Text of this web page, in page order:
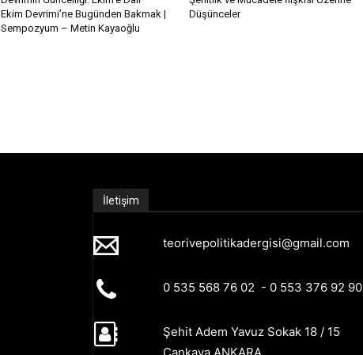
Ekim Devrimi’ne Bugünden Bakmak |
Sempozyum – Metin Kayaoğlu
Düşünceler
İletişim
teorivepolitikadergisi@gmail.com
0 535 568 76 02 - 0 553 376 92 90
Şehit Adem Yavuz Sokak 18 / 15